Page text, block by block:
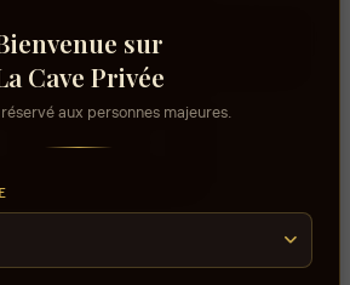
pour donner votre opinion sur ce
produit dans lacaveprive.com
sur
Cave Privée
aux personnes majeures.